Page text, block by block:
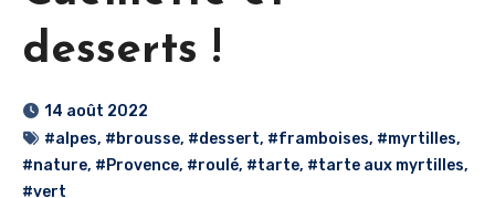
desserts !
14 août 2022
#alpes, #brousse, #dessert, #framboises, #myrtilles,
#nature, #Provence, #roulé, #tarte, #tarte aux myrtilles,
#vert